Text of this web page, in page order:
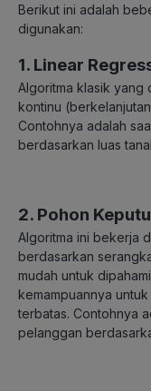
Berikut ini adalah
digunakan:
1. Linear
Algoritma klasik yang
kontinu
Contohnya adalah
berdasarkan luas
2. Pohon
Algoritma ini bekerja
berdasarkan
mudah untuk
kemampuannya
terbatas. Contohnya
pelanggan